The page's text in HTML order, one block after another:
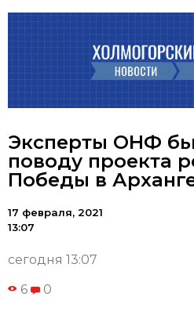
Эксперты ОНФ
поводу проекта
Победы в
17 февраля, 2021
13:07
сегодня 13:07
6 0